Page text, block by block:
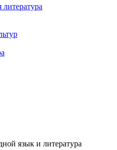
язык и литература